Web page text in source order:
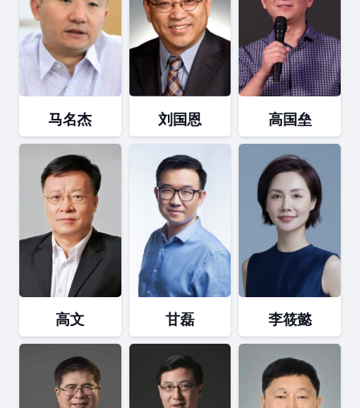
马名杰 刘国恩 高国垒
高文 甘磊 李筱懿